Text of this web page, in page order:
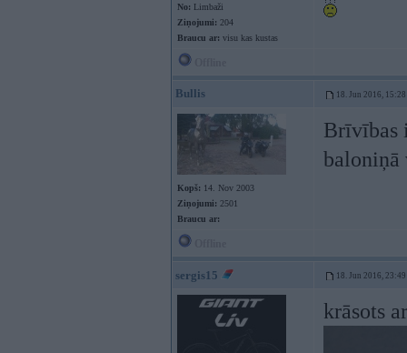
No: Limbaži
Ziņojumi: 204
Braucu ar: visu kas kustas
Bullis 18. Jun 2016, 15:28
Kopš: 14. Nov 2003
Ziņojumi: 2501
Braucu ar:
Brīvības
baloniņā
sergis15 18. Jun 2016, 23:49
krāsots